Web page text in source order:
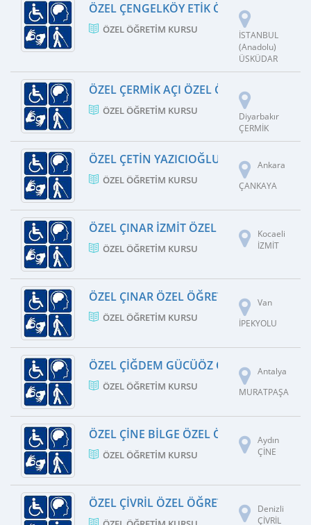
ÖZEL ÇENGELKÖY ETIK ÖZEL ÖĞRETIM
ÖZEL ÖĞRETIM KURSU
İSTANBUL
(Anadolu)
ÜSKÜDAR
ÖZEL ÇERMIK AÇI ÖZEL ÖĞRETIM KURSU
ÖZEL ÖĞRETIM KURSU
Diyarbakır
ÇERMİK
ÖZEL ÇETIN YAZICIOĞLU ÖZEL ÖĞRETIM
ÖZEL ÖĞRETIM KURSU
Ankara
ÇANKAYA
ÖZEL ÇINAR İZMIT ÖZEL ÖĞRETIM KURSU
ÖZEL ÖĞRETIM KURSU
Kocaeli
İZMİT
ÖZEL ÇINAR ÖZEL ÖĞRETIM KURSU
ÖZEL ÖĞRETIM KURSU
Van
İPEKYOLU
ÖZEL ÇIĞDEM GÜCÜÖZ ÖZEL ÖĞRETIM
ÖZEL ÖĞRETIM KURSU
Antalya
MURATPAŞA
ÖZEL ÇINE BILGE ÖZEL ÖĞRETIM KURSU
ÖZEL ÖĞRETIM KURSU
Aydın
ÇİNE
ÖZEL ÇIVRIL ÖZEL ÖĞRETIM KURSU
Denizli
ÇİVRİL